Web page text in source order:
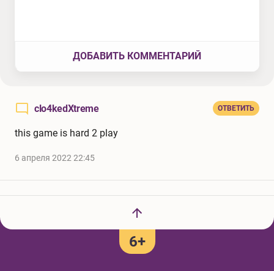
ДОБАВИТЬ КОММЕНТАРИЙ
ОТВЕТИТЬ
clo4kedXtreme
this game is hard 2 play
6 апреля 2022 22:45
6+